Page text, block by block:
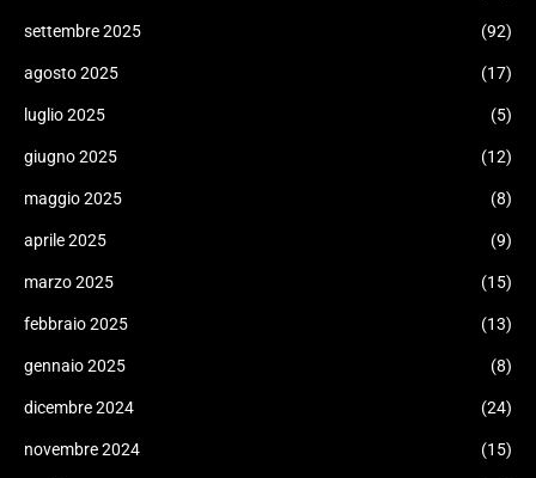
settembre 2025 (92)
agosto 2025 (17)
luglio 2025 (5)
giugno 2025 (12)
maggio 2025 (8)
aprile 2025 (9)
marzo 2025 (15)
febbraio 2025 (13)
gennaio 2025 (8)
dicembre 2024 (24)
novembre 2024 (15)